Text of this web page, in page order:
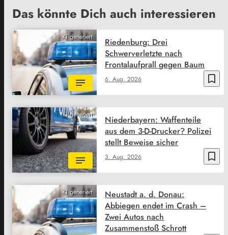
Das könnte Dich auch interessieren
KI generiert
bookmark_border
6. Aug. 2026
Riedenburg: Drei
Schwerverletzte nach
Frontalaufprall gegen Baum
KI generiert
bookmark_border
3. Aug. 2026
Niederbayern: Waffenteile
aus dem 3-D-Drucker? Polizei
stellt Beweise sicher
KI generiert
Neustadt a. d. Donau:
Abbiegen endet im Crash –
Zwei Autos nach
Zusammenstoß Schrott